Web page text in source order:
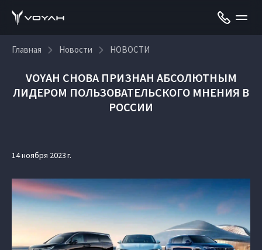
Главная Новости НОВОСТИ
VOYAH СНОВА ПРИЗНАН АБСОЛЮТНЫМ
ЛИДЕРОМ ПОЛЬЗОВАТЕЛЬСКОГО МНЕНИЯ В
РОССИИ
14 ноября 2023 г.